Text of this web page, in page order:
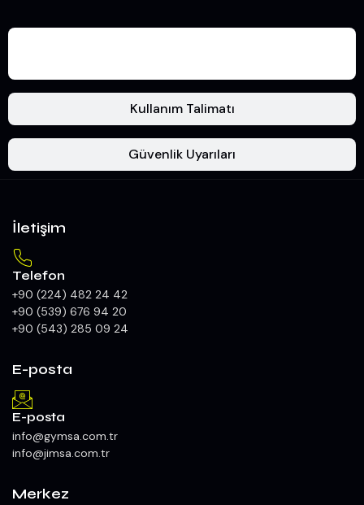
Kullanım Talimatı
Güvenlik Uyarıları
İletişim
Telefon
+90 (224) 482 24 42
+90 (539) 676 94 20
+90 (543) 285 09 24
E-posta
E-posta
info@gymsa.com.tr
info@jimsa.com.tr
Merkez